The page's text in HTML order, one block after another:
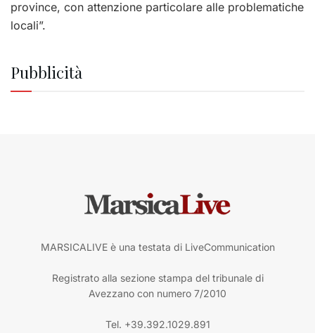
province, con attenzione particolare alle problematiche
locali”.
Pubblicità
MARSICALIVE è una testata di LiveCommunication
Registrato alla sezione stampa del tribunale di
Avezzano con numero 7/2010
Tel. +39.392.1029.891